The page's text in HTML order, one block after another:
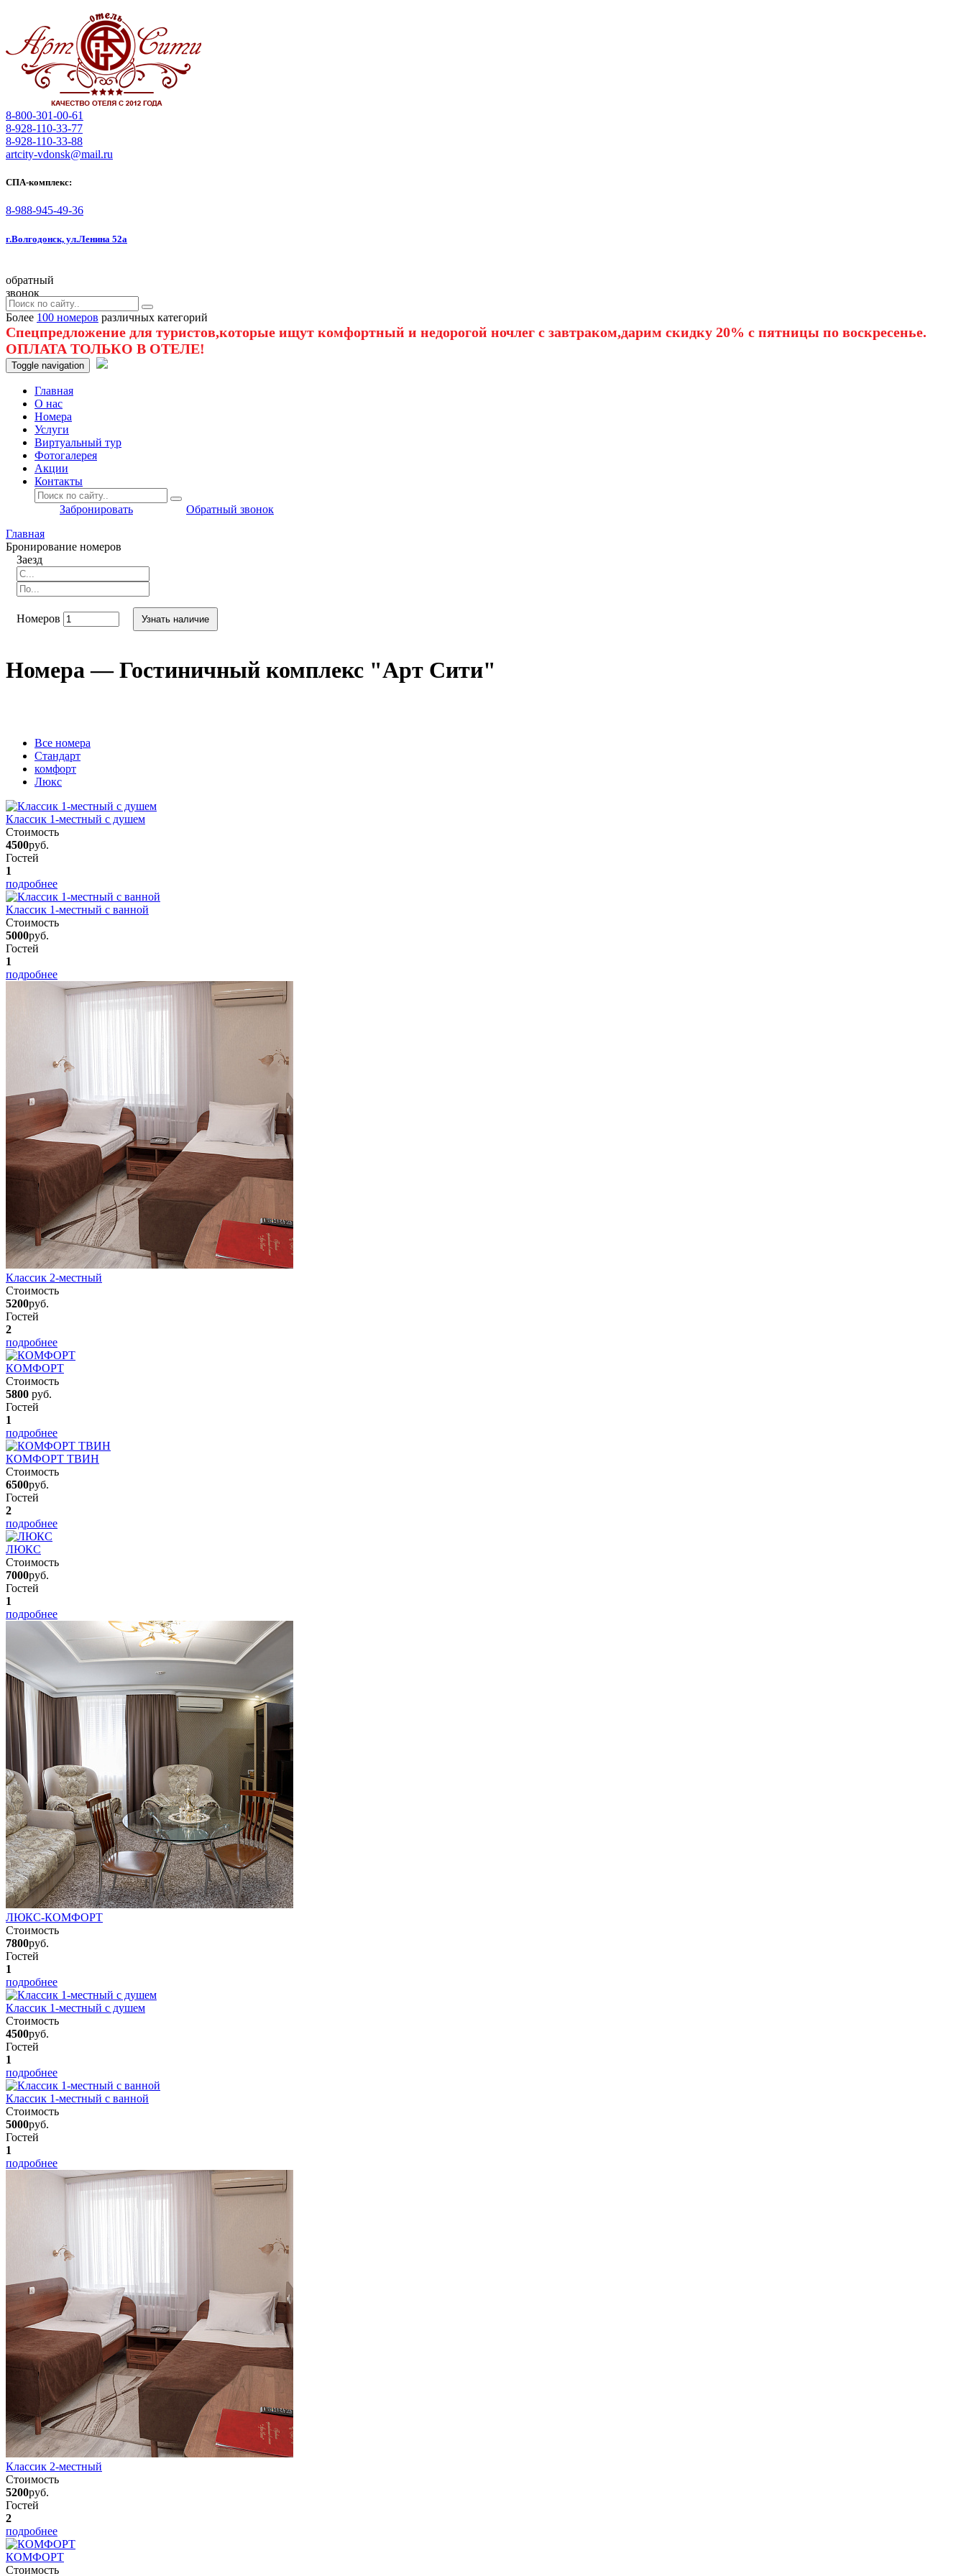
8-800-301-00-61
8-928-110-33-77
8-928-110-33-88
artcity-vdonsk@mail.ru
СПА-комплекс:
8-988-945-49-36
г.Волгодонск, ул.Ленина 52а
обратный
звонок
Более 100 номеров различных категорий
Спецпредложение для туристов,которые ищут комфортный и недорогой ночлег с завтраком,дарим скидку 20% с пятницы по воскресенье.
ОПЛАТА ТОЛЬКО В ОТЕЛЕ!
Toggle navigation
Главная
O нас
Номера
Услуги
Виртуальный тур
Фотогалерея
Акции
Контакты
Забронировать
Обратный звонок
Главная
Бронирование номеров
Заезд
Номеров Узнать наличие
Номера — Гостиничный комплекс "Арт Сити"
Вcе номера
Стандарт
комфорт
Люкс
Классик 1-местный с душем
Стоимость
4500руб.
Гостей
1
подробнее
Классик 1-местный с ванной
Стоимость
5000руб.
Гостей
1
подробнее
Классик 2-местный
Стоимость
5200руб.
Гостей
2
подробнее
КОМФОРТ
Стоимость
5800 руб.
Гостей
1
подробнее
КОМФОРТ ТВИН
Стоимость
6500руб.
Гостей
2
подробнее
ЛЮКС
Стоимость
7000руб.
Гостей
1
подробнее
ЛЮКС-КОМФОРТ
Стоимость
7800руб.
Гостей
1
подробнее
Классик 1-местный с душем
Стоимость
4500руб.
Гостей
1
подробнее
Классик 1-местный с ванной
Стоимость
5000руб.
Гостей
1
подробнее
Классик 2-местный
Стоимость
5200руб.
Гостей
2
подробнее
КОМФОРТ
Стоимость